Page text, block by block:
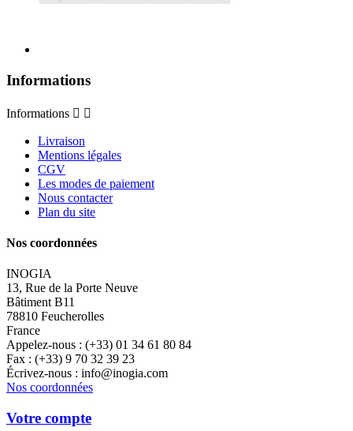
Informations
Informations  
Livraison
Mentions légales
CGV
Les modes de paiement
Nous contacter
Plan du site
Nos coordonnées
INOGIA
13, Rue de la Porte Neuve
Bâtiment B11
78810 Feucherolles
France
Appelez-nous : (+33) 01 34 61 80 84
Fax : (+33) 9 70 32 39 23
Écrivez-nous : info@inogia.com
Nos coordonnées
Votre compte